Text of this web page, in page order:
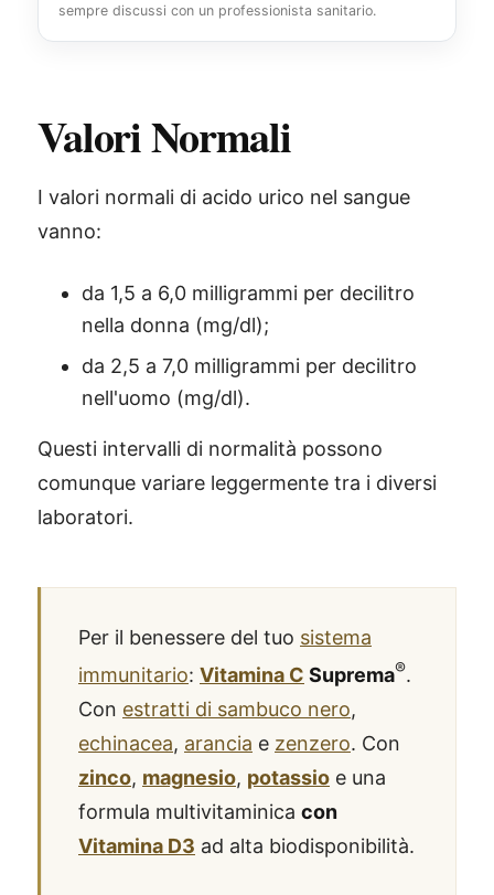
sempre discussi con un professionista sanitario.
Valori Normali
I valori normali di acido urico nel sangue
vanno:
da 1,5 a 6,0 milligrammi per decilitro
nella donna (mg/dl);
da 2,5 a 7,0 milligrammi per decilitro
nell'uomo (mg/dl).
Questi intervalli di normalità possono
comunque variare leggermente tra i diversi
laboratori.
Per il benessere del tuo sistema
immunitario: Vitamina C Suprema®.
Con estratti di sambuco nero,
echinacea, arancia e zenzero. Con
zinco, magnesio, potassio e una
formula multivitaminica con
Vitamina D3 ad alta biodisponibilità.